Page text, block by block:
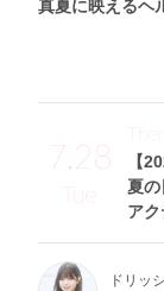
真夏に映えるヘ
7.28
Tue
【
夏の
ア
ドリッ